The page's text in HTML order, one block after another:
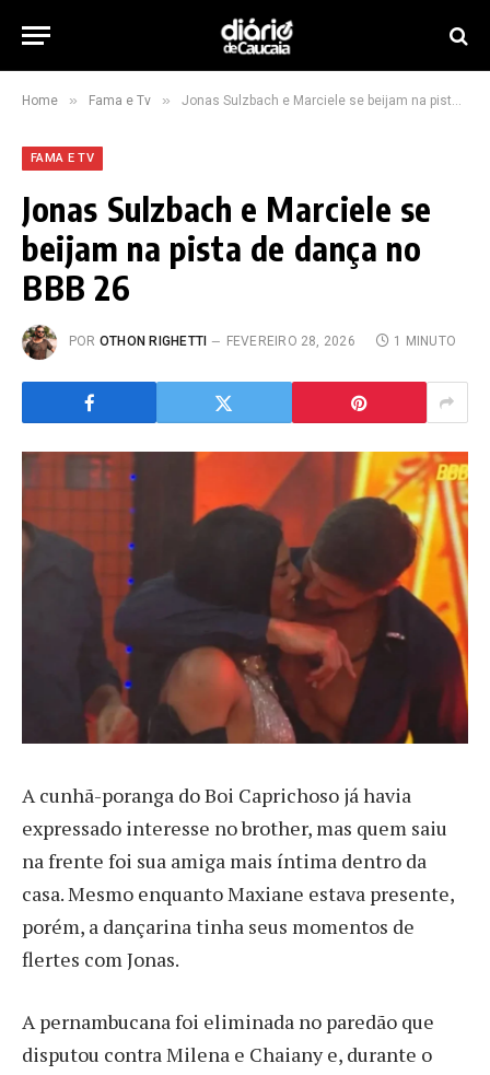
Home » Fama e Tv » Jonas Sulzbach e Marciele se beijam na pista de dança no BBB 26
FAMA E TV
Jonas Sulzbach e Marciele se
beijam na pista de dança no
BBB 26
POR OTHON RIGHETTI FEVEREIRO 28, 2026 1 MINUTO
A cunhã-poranga do Boi Caprichoso já havia
expressado interesse no brother, mas quem saiu
na frente foi sua amiga mais íntima dentro da
casa. Mesmo enquanto Maxiane estava presente,
porém, a dançarina tinha seus momentos de
flertes com Jonas.
A pernambucana foi eliminada no paredão que
disputou contra Milena e Chaiany e, durante o